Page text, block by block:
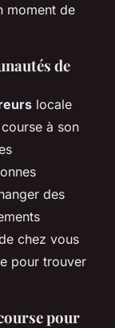
moment de
de
locale
à son
des
chez vous
pour trouver
pour